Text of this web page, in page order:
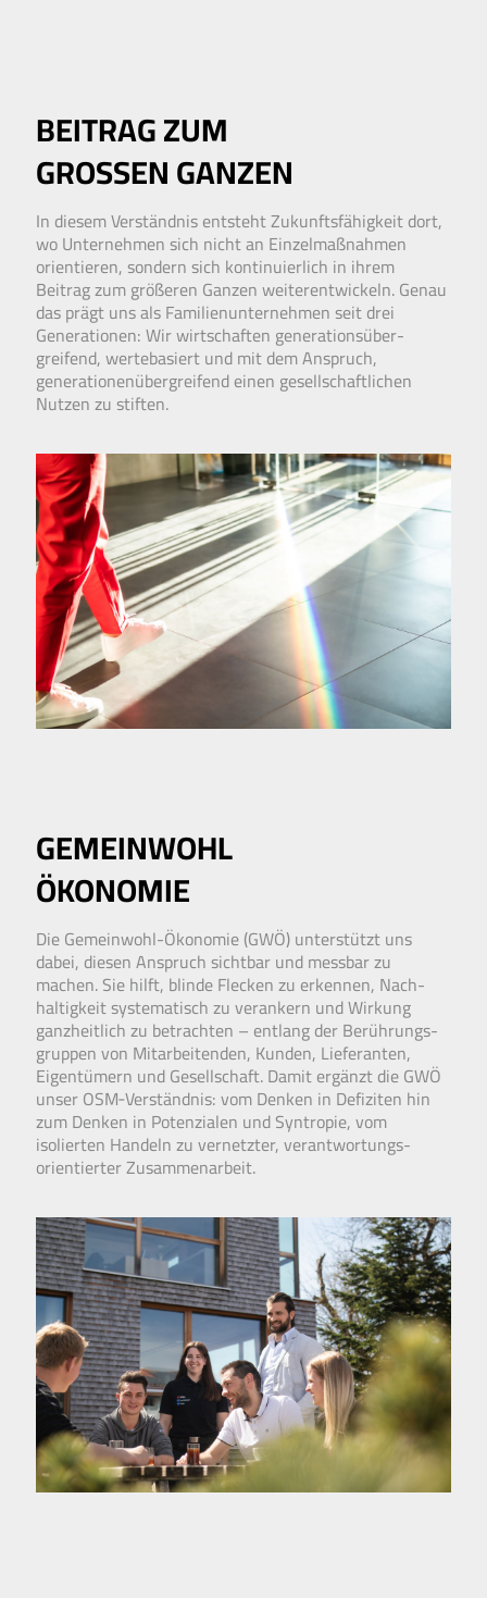
BEITRAG ZUM
GROSSEN GANZEN
In diesem Verständnis entsteht Zukunfts­fähig­keit dort,
wo Unter­nehmen sich nicht an Einzel­maßnahmen
orientieren, sondern sich kontinuierlich in ihrem
Beitrag zum größeren Ganzen weiter­entwickeln. Genau
das prägt uns als Familien­unternehmen seit drei
Generationen: Wir wirt­schaften generations­über­
greifend, werte­basiert und mit dem Anspruch,
generationen­über­greifend einen gesell­schaft­lichen
Nutzen zu stiften.
GEMEIN­WOHL
ÖKONOMIE
Die Gemeinwohl-Ökonomie (GWÖ) unterstützt uns
dabei, diesen Anspruch sicht­bar und messbar zu
machen. Sie hilft, blinde Flecken zu erkennen, Nach­
haltig­keit systematisch zu verankern und Wirkung
ganz­heit­lich zu betrachten – entlang der Berührungs­
gruppen von Mit­arbeitenden, Kunden, Lieferanten,
Eigen­tümern und Gesell­schaft. Damit ergänzt die GWÖ
unser OSM‑Verständnis: vom Denken in Defiziten hin
zum Denken in Potenzialen und Syntropie, vom
isolierten Handeln zu vernetzter, verantwortungs­
orientierter Zusammen­arbeit.